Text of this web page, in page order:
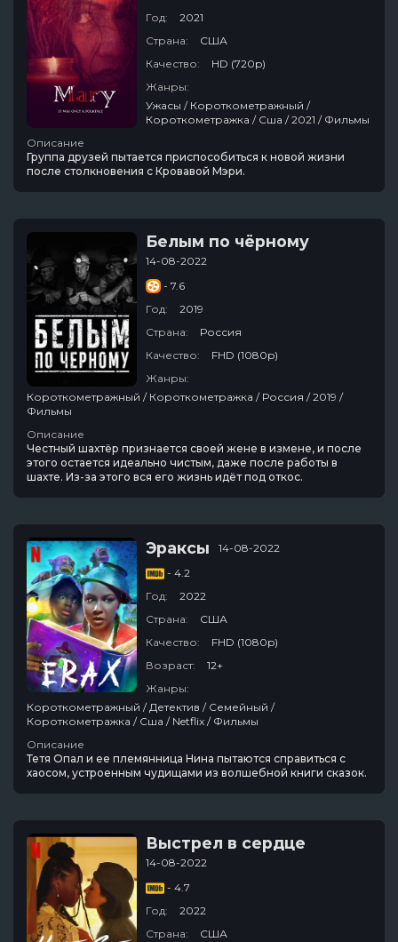
Год:
2021
Страна:
США
Качество:
HD (720p)
Жанры:
Ужасы / Короткометражный /
Короткометражка / Сша / 2021 / Фильмы
Описание
Группа друзей пытается приспособиться к новой жизни
после столкновения с Кровавой Мэри.
Белым по чёрному
14-08-2022
- 7.6
Год:
2019
Страна:
Россия
Качество:
FHD (1080p)
Жанры:
Короткометражный / Короткометражка / Россия / 2019 /
Фильмы
Описание
Честный шахтёр признается своей жене в измене, и после
этого остается идеально чистым, даже после работы в
шахте. Из-за этого вся его жизнь идёт под откос.
Эраксы
14-08-2022
- 4.2
Год:
2022
Страна:
США
Качество:
FHD (1080p)
Возраст:
12+
Жанры:
Короткометражный / Детектив / Семейный /
Короткометражка / Сша / Netflix / Фильмы
Описание
Тетя Опал и ее племянница Нина пытаются справиться с
хаосом, устроенным чудищами из волшебной книги сказок.
Выстрел в сердце
14-08-2022
- 4.7
Год:
2022
Страна:
США